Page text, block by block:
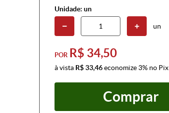
Unidade: un
un
POR R$ 34,50
à vista R$ 33,46economize 3% no Pix
Comprar